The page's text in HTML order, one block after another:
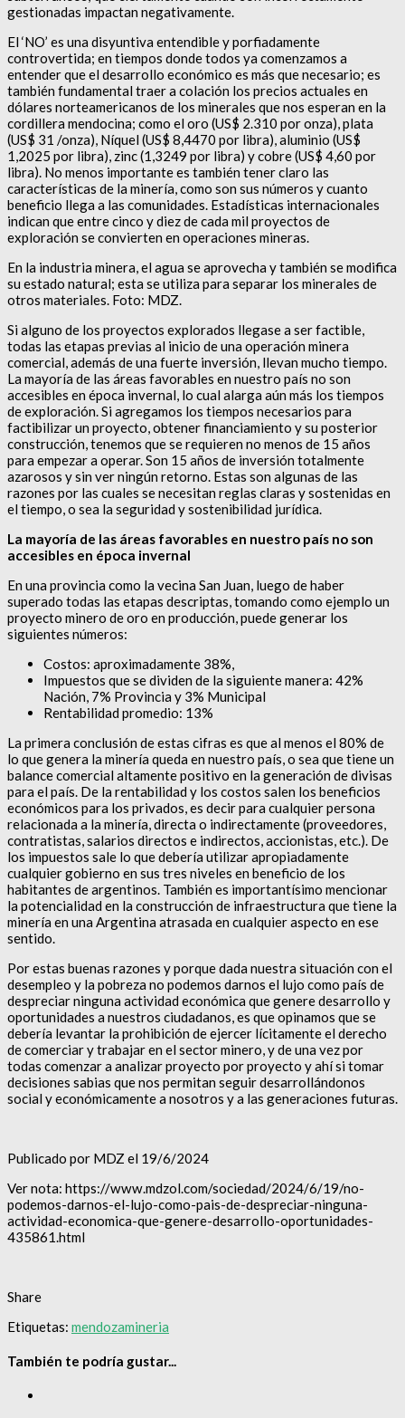
gestionadas impactan negativamente.
El ‘NO’ es una disyuntiva entendible y porfiadamente
controvertida; en tiempos donde todos ya comenzamos a
entender que el desarrollo económico es más que necesario; es
también fundamental traer a colación los precios actuales en
dólares norteamericanos de los minerales que nos esperan en la
cordillera mendocina; como el oro (US$ 2.310 por onza), plata
(US$ 31 /onza), Níquel (US$ 8,4470 por libra), aluminio (US$
1,2025 por libra), zinc (1,3249 por libra) y cobre (US$ 4,60 por
libra). No menos importante es también tener claro las
características de la minería, como son sus números y cuanto
beneficio llega a las comunidades. Estadísticas internacionales
indican que entre cinco y diez de cada mil proyectos de
exploración se convierten en operaciones mineras.
En la industria minera, el agua se aprovecha y también se modifica
su estado natural; esta se utiliza para separar los minerales de
otros materiales. Foto: MDZ.
Si alguno de los proyectos explorados llegase a ser factible,
todas las etapas previas al inicio de una operación minera
comercial, además de una fuerte inversión, llevan mucho tiempo.
La mayoría de las áreas favorables en nuestro país no son
accesibles en época invernal, lo cual alarga aún más los tiempos
de exploración. Si agregamos los tiempos necesarios para
factibilizar un proyecto, obtener financiamiento y su posterior
construcción, tenemos que se requieren no menos de 15 años
para empezar a operar. Son 15 años de inversión totalmente
azarosos y sin ver ningún retorno. Estas son algunas de las
razones por las cuales se necesitan reglas claras y sostenidas en
el tiempo, o sea la seguridad y sostenibilidad jurídica.
La mayoría de las áreas favorables en nuestro país no son
accesibles en época invernal
En una provincia como la vecina San Juan, luego de haber
superado todas las etapas descriptas, tomando como ejemplo un
proyecto minero de oro en producción, puede generar los
siguientes números:
Costos: aproximadamente 38%,
Impuestos que se dividen de la siguiente manera: 42%
Nación, 7% Provincia y 3% Municipal
Rentabilidad promedio: 13%
La primera conclusión de estas cifras es que al menos el 80% de
lo que genera la minería queda en nuestro país, o sea que tiene un
balance comercial altamente positivo en la generación de divisas
para el país. De la rentabilidad y los costos salen los beneficios
económicos para los privados, es decir para cualquier persona
relacionada a la minería, directa o indirectamente (proveedores,
contratistas, salarios directos e indirectos, accionistas, etc.). De
los impuestos sale lo que debería utilizar apropiadamente
cualquier gobierno en sus tres niveles en beneficio de los
habitantes de argentinos. También es importantísimo mencionar
la potencialidad en la construcción de infraestructura que tiene la
minería en una Argentina atrasada en cualquier aspecto en ese
sentido.
Por estas buenas razones y porque dada nuestra situación con el
desempleo y la pobreza no podemos darnos el lujo como país de
despreciar ninguna actividad económica que genere desarrollo y
oportunidades a nuestros ciudadanos, es que opinamos que se
debería levantar la prohibición de ejercer lícitamente el derecho
de comerciar y trabajar en el sector minero, y de una vez por
todas comenzar a analizar proyecto por proyecto y ahí si tomar
decisiones sabias que nos permitan seguir desarrollándonos
social y económicamente a nosotros y a las generaciones futuras.
Publicado por MDZ el 19/6/2024
Ver nota: https://www.mdzol.com/sociedad/2024/6/19/no-
podemos-darnos-el-lujo-como-pais-de-despreciar-ninguna-
actividad-economica-que-genere-desarrollo-oportunidades-
435861.html
Share
Etiquetas: mendozamineria
También te podría gustar...